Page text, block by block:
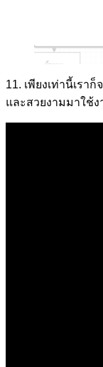
11. เพียงเท่านี้เรา
และสวยงามมาใช้